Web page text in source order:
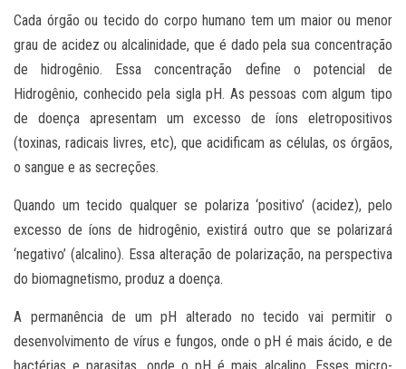
Cada órgão ou tecido do corpo humano tem um maior ou menor
grau de acidez ou alcalinidade, que é dado pela sua concentração
de hidrogênio. Essa concentração define o potencial de
Hidrogênio, conhecido pela sigla pH. As pessoas com algum tipo
de doença apresentam um excesso de íons eletropositivos
(toxinas, radicais livres, etc), que acidificam as células, os órgãos,
o sangue e as secreções.
Quando um tecido qualquer se polariza ‘positivo’ (acidez), pelo
excesso de íons de hidrogênio, existirá outro que se polarizará
‘negativo’ (alcalino). Essa alteração de polarização, na perspectiva
do biomagnetismo, produz a doença.
A permanência de um pH alterado no tecido vai permitir o
desenvolvimento de vírus e fungos, onde o pH é mais ácido, e de
bactérias e parasitas, onde o pH é mais alcalino. Esses micro-